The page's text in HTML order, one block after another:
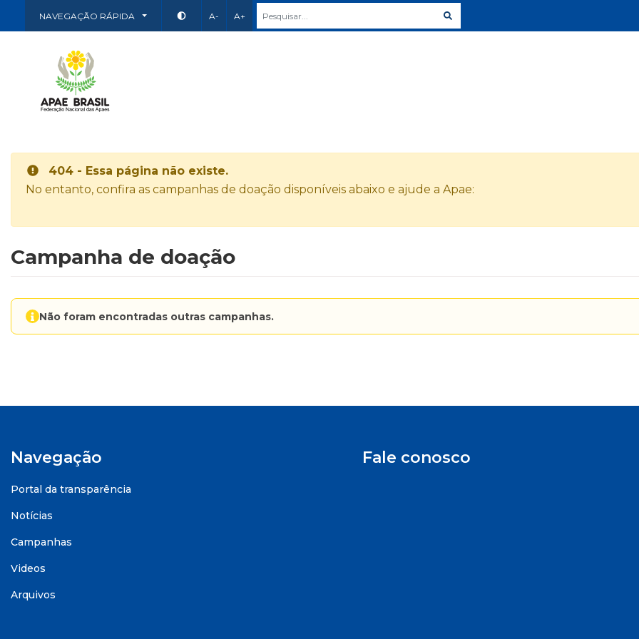
NAVEGAÇÃO RÁPIDA A- A+
404 - Essa página não existe.
No entanto, confira as campanhas de doação disponíveis abaixo e ajude a Apae:
Campanha de doação
Não foram encontradas outras campanhas.
Navegação
Portal da transparência
Notícias
Campanhas
Videos
Arquivos
Fale conosco